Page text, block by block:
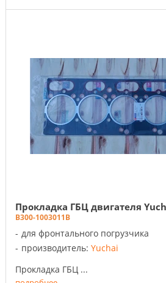
Прокладка ГБЦ двигателя
B300-1003011B
для фронтального погрузчика
производитель: Yuchai
Прокладка ГБЦ ...